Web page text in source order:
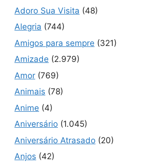
Adoro Sua Visita (48)
Alegria (744)
Amigos para sempre (321)
Amizade (2.979)
Amor (769)
Animais (78)
Anime (4)
Aniversário (1.045)
Aniversário Atrasado (20)
Anjos (42)